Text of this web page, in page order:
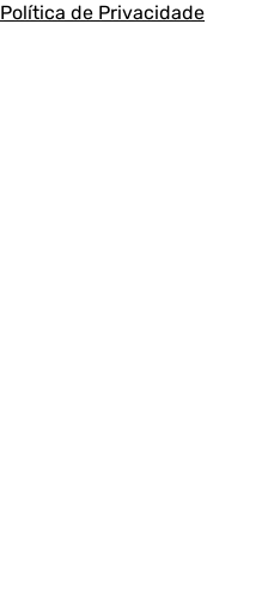
Política de Privacidade